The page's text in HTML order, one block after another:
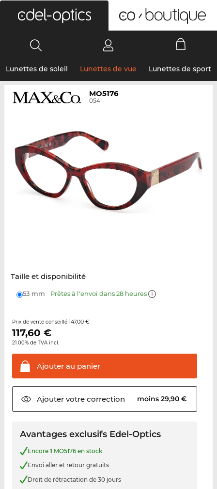
Lunettes de soleil Lunettes de vue Lunettes de sport
MO5176
054
Taille et disponibilité
53 mm Prêtes à l'envoi dans 28 heures
Prix de vente conseillé 147,00 €
117,60 €
21.00% de TVA incl.
Ajouter au panier
Ajouter votrecorrection moins 29,90 €
Avantages exclusifs Edel-Optics
Encore 1 MO5176 en stock
Envoi aller et retour gratuits
Droit de rétractation de 30 jours